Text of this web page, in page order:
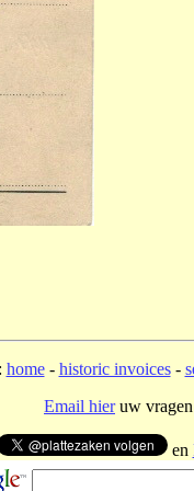
home- historic invoices-
Email hieruw vragen
en